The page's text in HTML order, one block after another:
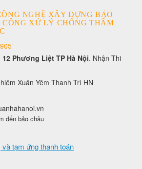
NGHỆ XÂY DỰNG BẢO
XỬ LÝ CHỐNG THẤM
Phương Liệt TP Hà Nội. Nhận Thi
Xuân Yêm Thanh Trì HN
đến bảo châu
tạm ứng thanh toán